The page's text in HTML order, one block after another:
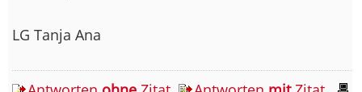
LG Tanja Ana